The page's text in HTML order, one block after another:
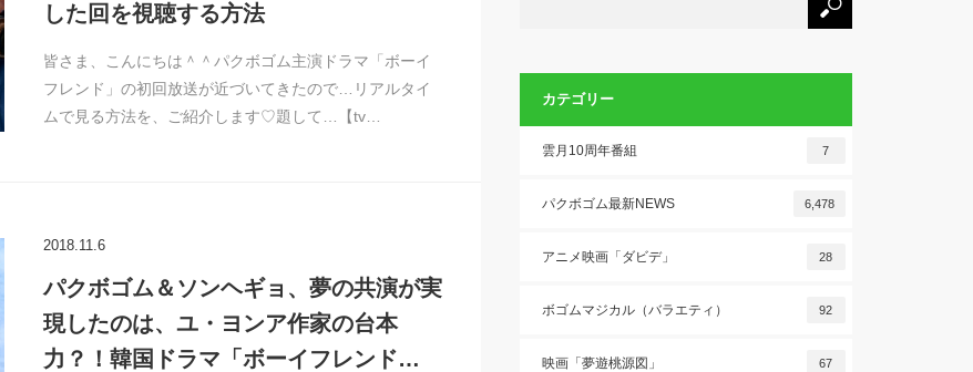
した回を視聴する方法
皆さま、こんにちは＾＾パクボゴム主演ドラマ「ボーイ
フレンド」の初回放送が近づいてきたので…リアルタイ
ムで見る方法を、ご紹介します♡題して…【tv…
2018.11.6
パクボゴム＆ソンヘギョ、夢の共演が実
現したのは、ユ・ヨンア作家の台本
力？！韓国ドラマ「ボーイフレンド…
カテゴリー
雲月10周年番組 7
パクボゴム最新NEWS 6,478
アニメ映画「ダビデ」 28
ボゴムマジカル（バラエティ） 92
映画「夢遊桃源図」 67